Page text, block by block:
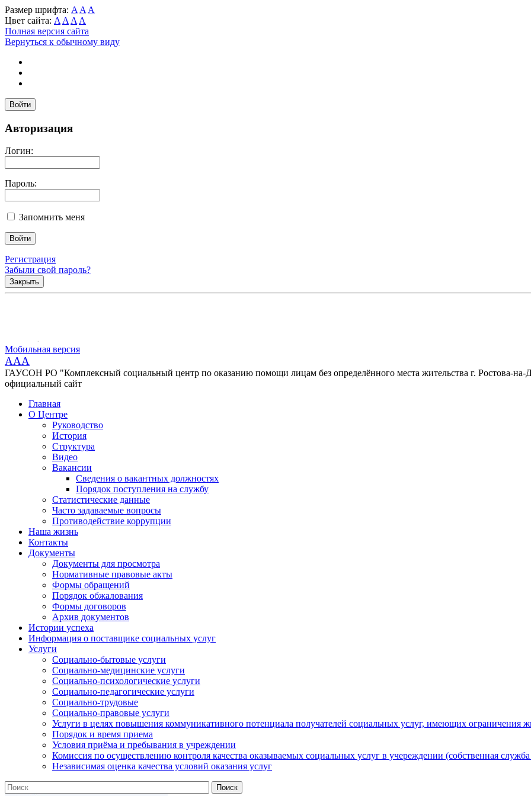
Размер шрифта: A A A
Цвет сайта: A A A A
Полная версия сайта
Вернуться к обычному виду
Войти
Авторизация
Логин:
Пароль:
Запомнить меня
Регистрация
Забыли свой пароль?
Закрыть
Мобильная версия
AAA
ГАУСОН РО "Комплексный социальный центр по оказанию помощи лицам без определённого места жительства г. Ростова-на-
официальный сайт
Главная
О Центре
Руководство
История
Структура
Видео
Вакансии
Сведения о вакантных должностях
Порядок поступления на службу
Статистические данные
Часто задаваемые вопросы
Противодействие коррупции
Наша жизнь
Контакты
Документы
Документы для просмотра
Нормативные правовые акты
Формы обращений
Порядок обжалования
Формы договоров
Архив документов
Истории успеха
Информация о поставщике социальных услуг
Услуги
Социально-бытовые услуги
Социально-медицинские услуги
Социально-психологические услуги
Социально-педагогические услуги
Социально-трудовые
Социально-правовые услуги
Услуги в целях повышения коммуникативного потенциала получателей социальных услуг, имеющих ограничения
Порядок и время приема
Условия приёма и пребывания в учреждении
Комиссия по осуществлению контроля качества оказываемых социальных услуг в учереждении (собственная
Независимая оценка качества условий оказания услуг